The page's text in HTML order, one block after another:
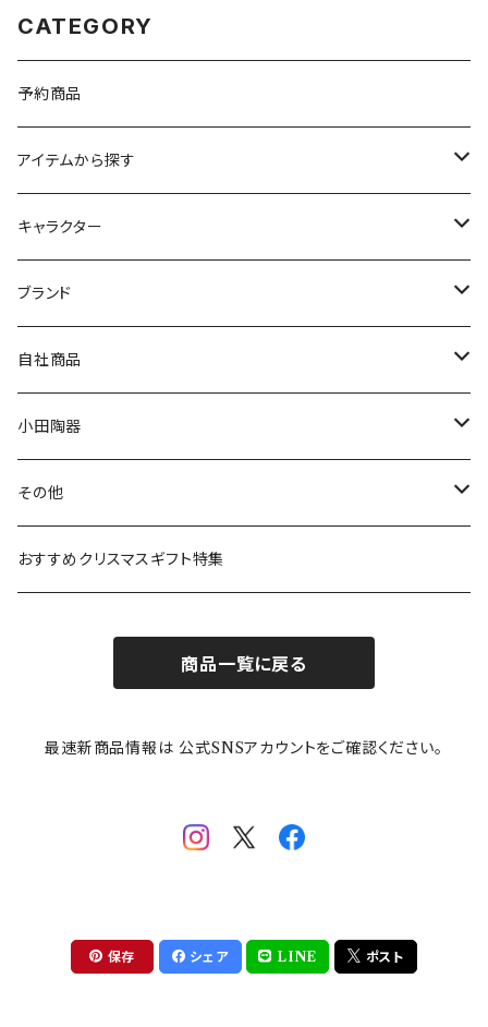
CATEGORY
予約商品
アイテムから探す
九谷焼
マグ＆カップ
プレート
ボウル
ガラスウェア
カトラリー
キャラクター
ムーミン
80th記念アイテム
リトルミイの日記念アイテム
MOOMIN ANIMATION
スヌーピー
ピーターラビット
ポケットモンスター
mofusand（モフサンド）
mofsand×日比谷花壇
ちびまる子ちゃんandクレヨンしんちゃん
ブランド
LA AMYS(エミーズ)
LISA LARSON(リサラーソン)
LAURA ASHLEY(ローラ アシュレイ)
Finlayson(フィンレイソン)
HANAE MORI(ハナエモリ)
THE BEATLES(ザ・ビートルズ)
【山加商店×yaeko】migratory bird
自社商品
ねこ企画
Cecera(セセラ)
CELEC(セレック)
隅切り重箱
HAPPY DINING(ハッピーダイニング)
小田陶器
さざなみ
吉祥
メイメイウェア
SoSo(ソソ）
その他
リサイクル食器
おすすめクリスマスギフト特集
商品一覧に戻る
最速新商品情報は 公式SNSアカウントをご確認ください。
保存 シェア LINE ポスト